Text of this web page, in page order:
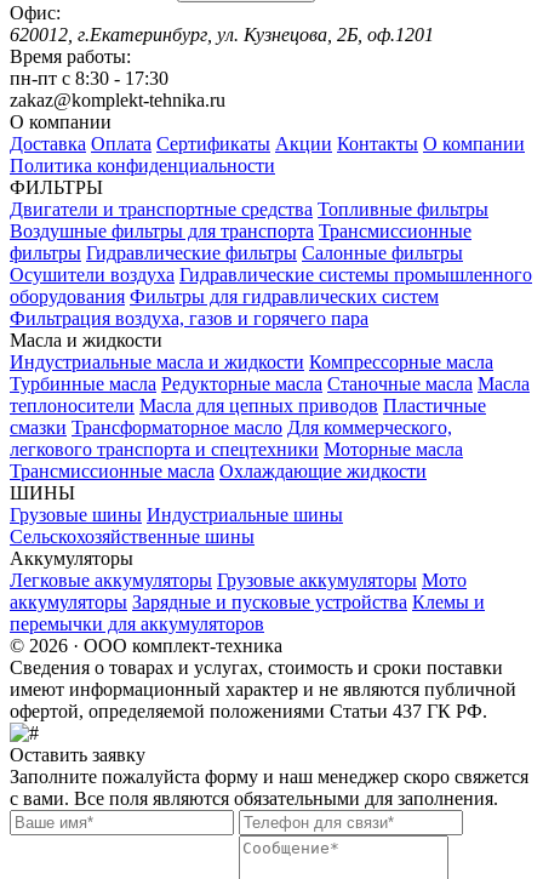
Офис:
620012, г.Екатеринбург, ул. Кузнецова, 2Б, оф.1201
Время работы:
пн-пт с 8:30 - 17:30
zakaz@komplekt-tehnika.ru
О компании
Доставка Оплата Сертификаты Акции Контакты О компании
Политика конфиденциальности
ФИЛЬТРЫ
Двигатели и транспортные средства Топливные фильтры
Воздушные фильтры для транспорта Трансмиссионные
фильтры Гидравлические фильтры Салонные фильтры
Осушители воздуха Гидравлические системы промышленного
оборудования Фильтры для гидравлических систем
Фильтрация воздуха, газов и горячего пара
Масла и жидкости
Индустриальные масла и жидкости Компрессорные масла
Турбинные масла Редукторные масла Станочные масла Масла
теплоносители Масла для цепных приводов Пластичные
смазки Трансформаторное масло Для коммерческого,
легкового транспорта и спецтехники Моторные масла
Трансмиссионные масла Охлаждающие жидкости
ШИНЫ
Грузовые шины Индустриальные шины
Сельскохозяйственные шины
Аккумуляторы
Легковые аккумуляторы Грузовые аккумуляторы Мото
аккумуляторы Зарядные и пусковые устройства Клемы и
перемычки для аккумуляторов
© 2026 · ООО комплект-техника
Сведения о товарах и услугах, стоимость и сроки поставки
имеют информационный характер и не являются публичной
офертой, определяемой положениями Статьи 437 ГК РФ.
Оставить заявку
Заполните пожалуйста форму и наш менеджер скоро свяжется
с вами. Все поля являются обязательными для заполнения.